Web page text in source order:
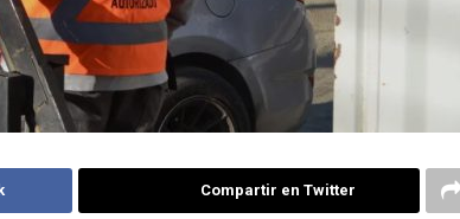
Compartir en Twitter